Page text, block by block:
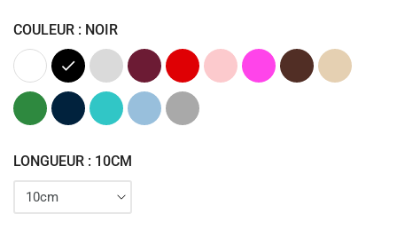
COULEUR : NOIR
Blanc Noir
Gris
clair
BordeauxRouge Rose
Rose
fuchsia
MarronBeige
Vert
Bleu
marine
Bleu
turquoise
Bleu
Clair
Gris
LONGUEUR : 10CM